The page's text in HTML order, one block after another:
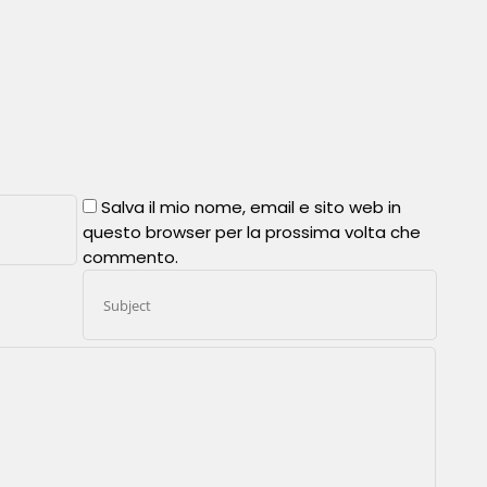
Salva il mio nome, email e sito web in
questo browser per la prossima volta che
commento.